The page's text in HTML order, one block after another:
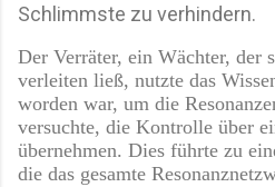
Schlimmste zu verhindern.
Der Verräter, ein Wächter, der
verleiten ließ, nutzte das
worden war, um die
versuchte, die Kontrolle über
übernehmen. Dies führte zu
die das gesamte